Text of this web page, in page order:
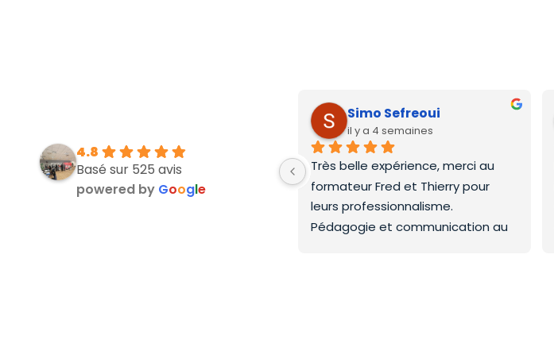
4.8
Basé sur 525 avis
powered by Google
Simo Sefreoui
il y a 4 semaines
Très belle expérience, merci au
formateur Fred et Thierry pour
leurs professionnalisme.
Pédagogie et communication au